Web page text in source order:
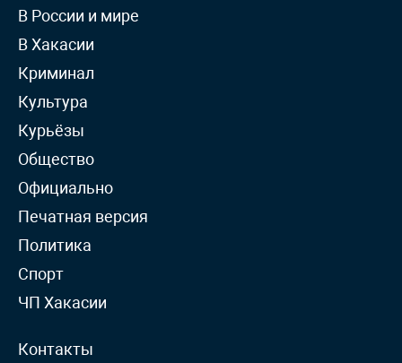
В России и мире
В Хакасии
Криминал
Культура
Курьёзы
Общество
Официально
Печатная версия
Политика
Спорт
ЧП Хакасии
Контакты